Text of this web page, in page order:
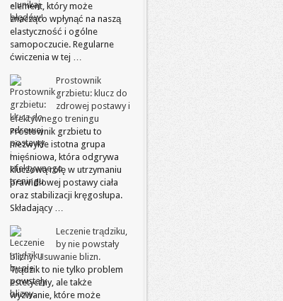
element, który może
znacząco wpłynąć na naszą
elastyczność i ogólne
samopoczucie. Regularne
ćwiczenia w tej …
Prostownik
grzbietu: klucz do
zdrowej postawy i
efektywnego treningu
Prostownik grzbietu to
niezwykle istotna grupa
mięśniowa, która odgrywa
kluczową rolę w utrzymaniu
prawidłowej postawy ciała
oraz stabilizacji kręgosłupa.
Składający …
Leczenie trądziku,
by nie powstały
blizny. Usuwanie blizn.
Trądzik to nie tylko problem
estetyczny, ale także
wyzwanie, które może